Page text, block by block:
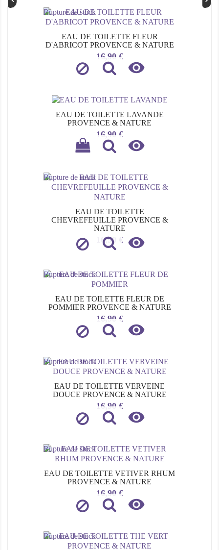
Rupture de stock
EAU DE TOILETTE FLEUR
D'ABRICOT PROVENCE & NATURE
Prix
16,90 €

EAU DE TOILETTE LAVANDE
PROVENCE & NATURE
Prix
16,90 €

Rupture de stock
EAU DE TOILETTE
CHEVREFEUILLE PROVENCE &
NATURE
Prix
16,90 € 
Rupture de stock
EAU DE TOILETTE FLEUR DE
POMMIER PROVENCE & NATURE
Prix
16,90 €

Rupture de stock
EAU DE TOILETTE VERVEINE
DOUCE PROVENCE & NATURE
Prix
16,90 €

Rupture de stock
EAU DE TOILETTE VETIVER RHUM
PROVENCE & NATURE
Prix
16,90 €

Rupture de stock